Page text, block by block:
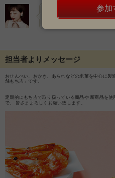
海老のお菓子が
いただきたいです。よ
担当者よりメッセージ
おせんべい、おかき、あられなどの米菓を中心に
舗もち吉」です。
定期的にもち吉で取り扱っている商品や 新商品を
で、 皆さまよろしくお願い致します。
参加